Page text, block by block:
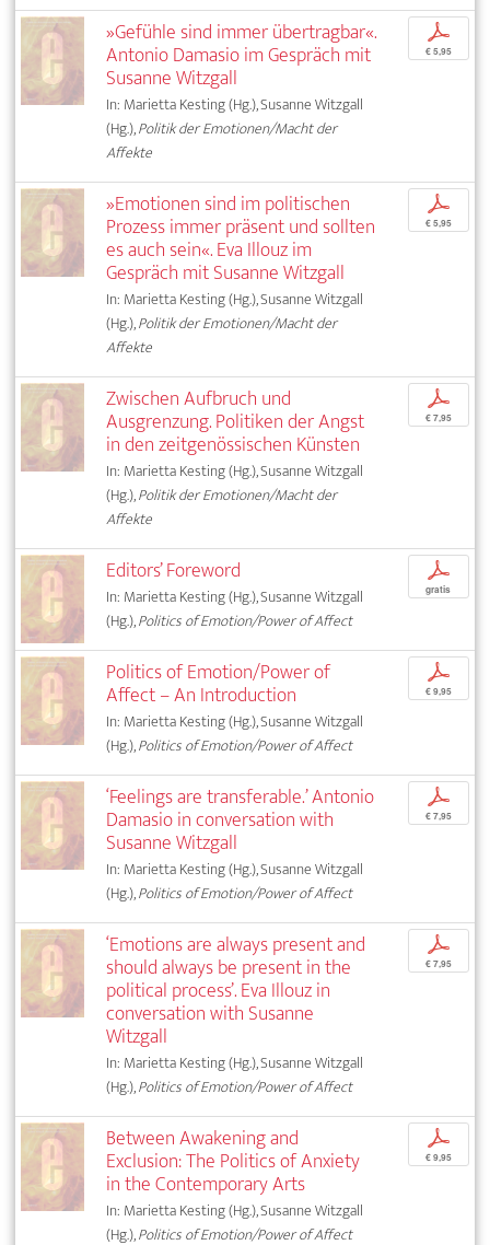
»Gefühle sind immer übertragbar«.
Antonio Damasio im Gespräch mit
Susanne Witzgall
In: Marietta Kesting (Hg.), Susanne Witzgall
(Hg.),Politik der Emotionen/Macht der
Affekte
p
€ 5,95
»Emotionen sind im politischen
Prozess immer präsent und sollten
es auch sein«. Eva Illouz im
Gespräch mit Susanne Witzgall
In: Marietta Kesting (Hg.), Susanne Witzgall
(Hg.),Politik der Emotionen/Macht der
Affekte
p
€ 5,95
Zwischen Aufbruch und
Ausgrenzung. Politiken der Angst
in den zeitgenössischen Künsten
In: Marietta Kesting (Hg.), Susanne Witzgall
(Hg.),Politik der Emotionen/Macht der
Affekte
p
€ 7,95
Editors’ Foreword
In: Marietta Kesting (Hg.), Susanne Witzgall
(Hg.),Politics of Emotion/Power of Affect
p
gratis
Politics of Emotion/Power of
Affect – An Introduction
In: Marietta Kesting (Hg.), Susanne Witzgall
(Hg.),Politics of Emotion/Power of Affect
p
€ 9,95
‘Feelings are transferable.’ Antonio
Damasio in conversation with
Susanne Witzgall
In: Marietta Kesting (Hg.), Susanne Witzgall
(Hg.),Politics of Emotion/Power of Affect
p
€ 7,95
‘Emotions are always present and
should always be present in the
political process’. Eva Illouz in
conversation with Susanne
Witzgall
In: Marietta Kesting (Hg.), Susanne Witzgall
(Hg.),Politics of Emotion/Power of Affect
p
€ 7,95
Between Awakening and
Exclusion: The Politics of Anxiety
in the Contemporary Arts
In: Marietta Kesting (Hg.), Susanne Witzgall
(Hg.),Politics of Emotion/Power of Affect
p
€ 9,95